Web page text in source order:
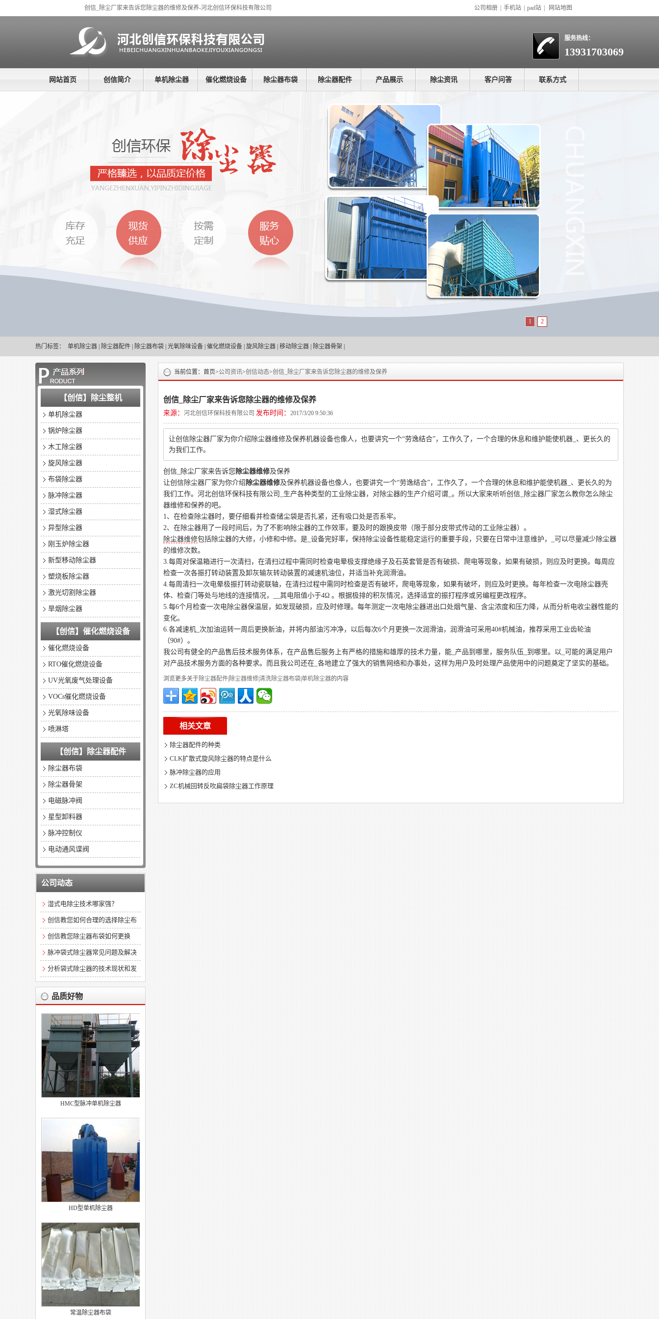
创信_除尘厂家来告诉您除尘器的维修及保养-河北创信环保科技有限公司 公司相册 手机站 pad站 网站地图
服务热线：
13931703069
网站首页 创信简介 单机除尘器 催化燃烧设备 除尘器布袋 除尘器配件 产品展示 除尘资讯 客户问答 联系方式
1 2
热门标签： 单机除尘器 除尘器配件 除尘器布袋 光氧除味设备 催化燃烧设备 旋风除尘器 移动除尘器 除尘器骨架
当前位置： 首页>公司资讯>创信动态>创信_除尘厂家来告诉您除尘器的维修及保养
创信_除尘厂家来告诉您除尘器的维修及保养
来源： 河北创信环保科技有限公司 发布时间： 2017/3/20 9:50:36
让创信除尘器厂家为你介绍除尘器维修及保养机器设备也像人，也要讲究一个“劳逸结合”，工作久了，一个合理的休息和维护能使机器_、更长久的
为我们工作。
创信_除尘厂家来告诉您 除尘器维修及保养
让创信除尘器厂家为你介绍 除尘器维修及保养机器设备也像人，也要讲究一个“劳逸结合”，工作久了，一个合理的休息和维护能使机器_、更长久的为
我们工作。河北创信环保科技有限公司_生产各种类型的工业除尘器，对除尘器的生产介绍可谓_。所以大家来听听创信_除尘器厂家怎么教你怎么除尘
器维修和保养的吧。
1、在检查除尘器时，要仔细看并检查储尘袋是否扎紧，还有吸口处是否系牢。
2、在除尘器用了一段时间后，为了不影响除尘器的工作效率，要及时的跟换皮带（限于部分皮带式传动的工业除尘器）。
除尘器维修包括除尘器的大修，小修和中修。是_设备完好率，保持除尘设备性能稳定运行的重要手段，只要在日常中注意维护，_可以尽量减少除尘器
的维修次数。
3.每周对保温箱进行一次清扫，在清扫过程中需同时检查电晕极支撑绝缘子及石英套管是否有破损、爬电等现象，如果有破损，则应及时更换。每周应
检查一次各振打转动装置及卸灰输灰转动装置的减速机油位，并适当补充润滑油。
4.每周清扫一次电晕极振打转动瓷联轴，在清扫过程中需同时检查是否有破坏，爬电等现象，如果有破坏，则应及时更换。每年检查一次电除尘器壳
体、检查门等处与地线的连接情况，__其电阻值小于4Ω 。根据极排的积灰情况，选择适宜的振打程序或另编程更改程序。
5.每6个月检查一次电除尘器保温层，如发现破损，应及时修理。每年测定一次电除尘器进出口处烟气量、含尘浓度和压力降，从而分析电收尘器性能的
变化。
6.各减速机_次加油运转一周后更换新油，并将内部油污冲净，以后每次6个月更换一次润滑油，润滑油可采用40#机械油，推荐采用工业齿轮油
（90#）。
我公司有健全的产品售后技术服务体系，在产品售后服务上有严格的措施和雄厚的技术力量，能_产品到哪里，服务队伍_到哪里。以_可能的满足用户
对产品技术服务方面的各种要求。而且我公司还在_各地建立了强大的销售网络和办事处，这样为用户及时处理产品使用中的问题奠定了坚实的基础。
浏览更多关于除尘器配件 除尘器维修清洗除尘器布袋单机除尘器的内容
相关文章
除尘器配件的种类
CLK扩散式旋风除尘器的特点是什么
脉冲除尘器的应用
ZC机械回转反吹扁袋除尘器工作原理
【创信】除尘整机
单机除尘器
锅炉除尘器
木工除尘器
旋风除尘器
布袋除尘器
脉冲除尘器
湿式除尘器
异型除尘器
刚玉炉除尘器
新型移动除尘器
塑烧板除尘器
激光切割除尘器
旱烟除尘器
【创信】催化燃烧设备
催化燃烧设备
RTO催化燃烧设备
UV光氧废气处理设备
VOCs催化燃烧设备
光氧除味设备
喷淋塔
【创信】除尘器配件
除尘器布袋
除尘器骨架
电磁脉冲阀
星型卸料器
脉冲控制仪
电动通风谍阀
公司动态
湿式电除尘技术哪家强？
创信教您如何合理的选择除尘布
袋
创信教您除尘器布袋如何更换
脉冲袋式除尘器常见问题及解决
办法
分析袋式除尘器的技术现状和发
展前景
品质好物
HMC型脉冲单机除尘器
HD型单机除尘器
常温除尘器布袋